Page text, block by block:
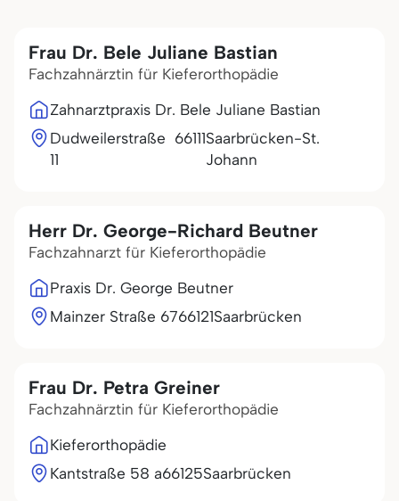
Frau Dr. Bele Juliane Bastian
Fachzahnärztin für Kieferorthopädie
Zahnarztpraxis Dr. Bele Juliane Bastian
Dudweilerstraße
11
66111Saarbrücken-St.
Johann
Herr Dr. George-Richard Beutner
Fachzahnarzt für Kieferorthopädie
Praxis Dr. George Beutner
Mainzer Straße 6766121Saarbrücken
Frau Dr. Petra Greiner
Fachzahnärztin für Kieferorthopädie
Kieferorthopädie
Kantstraße 58 a66125Saarbrücken